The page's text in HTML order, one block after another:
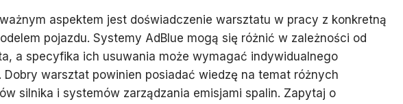
aspektem jest doświadczenie warsztatu w pracy z konkretną
pojazdu. Systemy AdBlue mogą się różnić w zależności od
a specyfika ich usuwania może wymagać indywidualnego
Dobry warsztat powinien posiadać wiedzę na temat różnych
silnika i systemów zarządzania emisjami spalin. Zapytaj o